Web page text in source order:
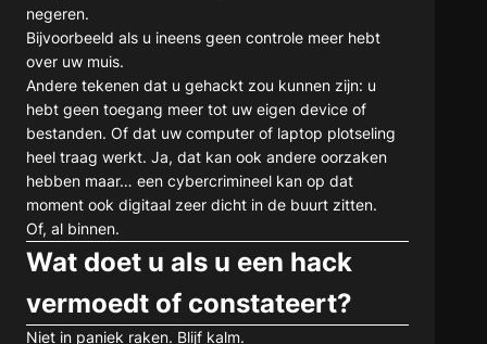
negeren.
Bijvoorbeeld als u ineens geen controle meer hebt
over uw muis.
Andere tekenen dat u gehackt zou kunnen zijn: u
hebt geen toegang meer tot uw eigen device of
bestanden. Of dat uw computer of laptop plotseling
heel traag werkt. Ja, dat kan ook andere oorzaken
hebben maar… een cybercrimineel kan op dat
moment ook digitaal zeer dicht in de buurt zitten.
Of, al binnen.
Wat doet u als u een hack
vermoedt of constateert?
Niet in paniek raken. Blijf kalm.